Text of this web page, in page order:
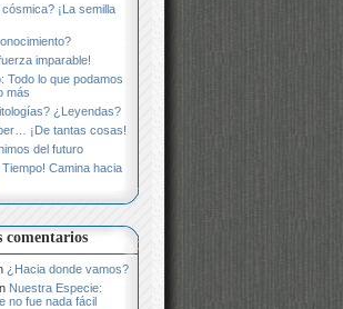
¡La semilla
imparable!
Todo lo que podamos
más
¿Leyendas?
¡De tantas cosas!
del futuro
Tiempo! Camina hacia
comentarios
¿Hacia donde vamos?
Nuestra Especie:
no fue nada fácil